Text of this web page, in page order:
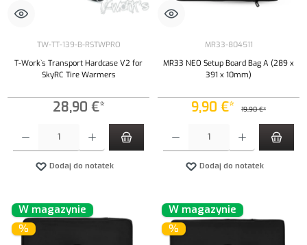
TW-TT-139-B-RSTWPRO
T-Work`s Transport Hardcase V2 for
SkyRC Tire Warmers
28,90 €*
Dodaj do notatek
MR33-804511
MR33 NEO Setup Board Bag A (289 x
391 x 10mm)
9,90 €* 19,90 €*
Dodaj do notatek
W magazynie
%
W magazynie
%